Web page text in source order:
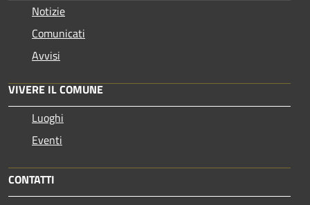
Notizie
Comunicati
Avvisi
VIVERE IL COMUNE
Luoghi
Eventi
CONTATTI